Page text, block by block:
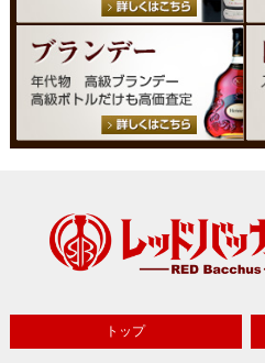
トップ